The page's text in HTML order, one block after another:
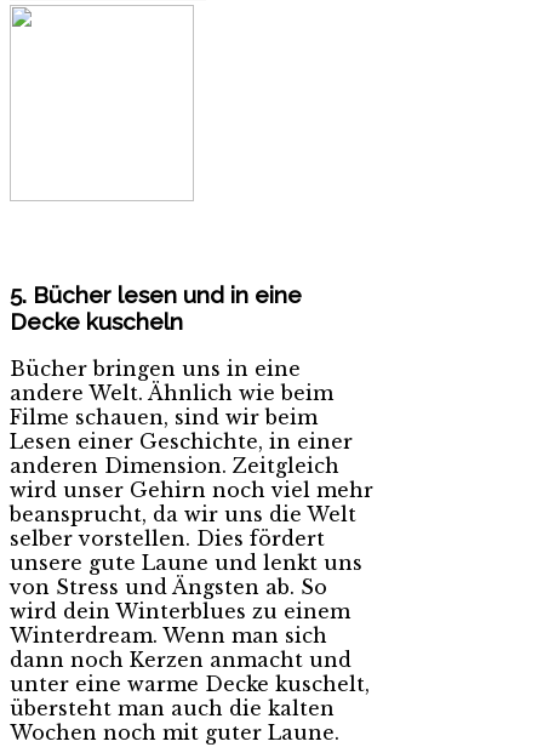
5. Bücher lesen und in eine
Decke kuscheln
Bücher bringen uns in eine
andere Welt. Ähnlich wie beim
Filme schauen, sind wir beim
Lesen einer Geschichte, in einer
anderen Dimension. Zeitgleich
wird unser Gehirn noch viel mehr
beansprucht, da wir uns die Welt
selber vorstellen. Dies fördert
unsere gute Laune und lenkt uns
von Stress und Ängsten ab. So
wird dein Winterblues zu einem
Winterdream. Wenn man sich
dann noch Kerzen anmacht und
unter eine warme Decke kuschelt,
übersteht man auch die kalten
Wochen noch mit guter Laune.